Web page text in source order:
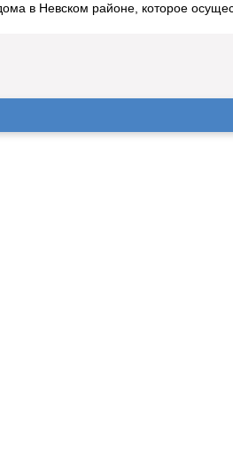
в Невском районе, которое